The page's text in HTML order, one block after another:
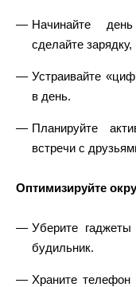
Начинайте
сделайте
Устраивайте
в день.
Планируйте
встречи с
Оптимизируйте
Уберите
будильник.
Храните